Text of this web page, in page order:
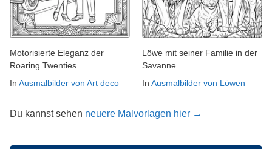
Motorisierte Eleganz der
Roaring Twenties
In Ausmalbilder von Art deco
Löwe mit seiner Familie in der
Savanne
In Ausmalbilder von Löwen
Du kannst sehen neuere Malvorlagen hier →